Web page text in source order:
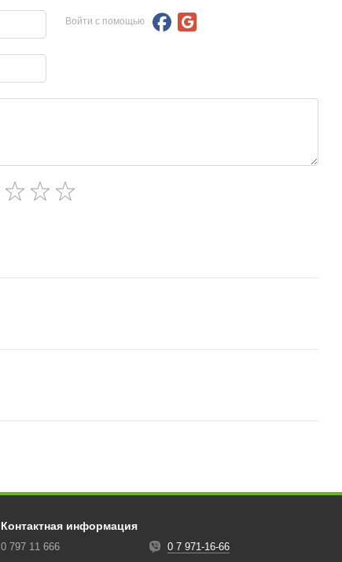
Войти с помощью
Контактная информация
0 797 11 666 0 7 971-16-66